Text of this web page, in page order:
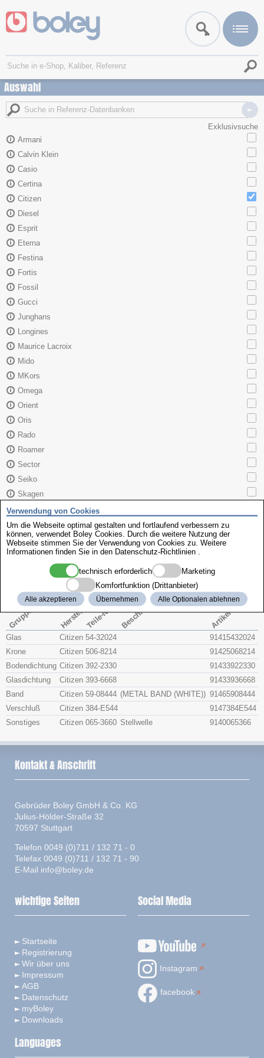
Auswahl
Exklusivsuche
Armani
Calvin Klein
Casio
Certina
Citizen
Diesel
Esprit
Eterna
Festina
Fortis
Fossil
Gucci
Junghans
Longines
Maurice Lacroix
Mido
MKors
Omega
Orient
Oris
Rado
Roamer
Sector
Seiko
Skagen
TAG Heuer
Tissot
Zenith
Citizen 4-Y55736
Gruppe HerstellerTeile-Nr. Beschreibung Artikel-Nr.
Glas Citizen 54-32024
91415432024
Krone
Citizen 506-8214
91425068214
Bodendichtung Citizen 392-2330
91433922330
Glasdichtung
Citizen 393-6668
91433936668
Band
Citizen 59-08444 (METAL BAND (WHITE)) 91465908444
Verschluß
Citizen 384-E544
9147384E544
Sonstiges
Citizen 065-3660 Stellwelle 9140065366
Verwendung von Cookies
Um die Webseite optimal gestalten und fortlaufend verbessern zu
können, verwendet Boley Cookies. Durch die weitere Nutzung der
Webseite stimmen Sie der Verwendung von Cookies zu. Weitere
Informationen finden Sie in den Datenschutz-Richtlinien
technisch erforderlich
Marketing
Komfortfunktion (Drittanbieter)
Alle akzeptieren Übernehmen Alle Optionalen ablehnen
Kontakt & Anschrift
Gebrüder Boley GmbH & Co. KG
Julius-Hölder-Straße 32
70597 Stuttgart
Telefon 0049 (0)711 / 132 71 - 0
Telefax 0049 (0)711 / 132 71 - 90
E-Mail info@boley.de
wichtige Seiten
Startseite
Registrierung
Wir über uns
Impressum
AGB
Datenschutz
myBoley
Downloads
Social Media
Instagram
facebook
Languages